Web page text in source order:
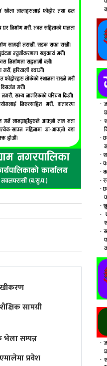
सामग्री
सम्पन्न
प्रवेश